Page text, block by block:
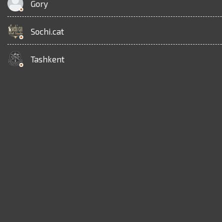
Gory
Sochi.cat
Tashkent